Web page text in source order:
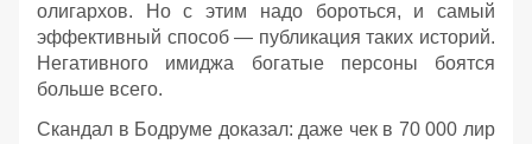
олигархов. Но с этим надо бороться, и самый
эффективный способ — публикация таких историй.
Негативного имиджа богатые персоны боятся
больше всего.
Скандал в Бодруме доказал: даже чек в 70 000 лир